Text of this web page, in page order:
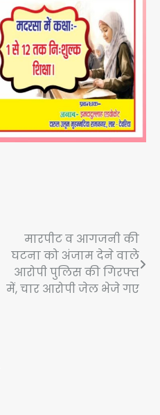
मारपीट व आगजनी की
घटना को अंजाम देने वाले
आरोपी पुलिस की गिरफ्त
में, चार आरोपी जेल भेजे गए